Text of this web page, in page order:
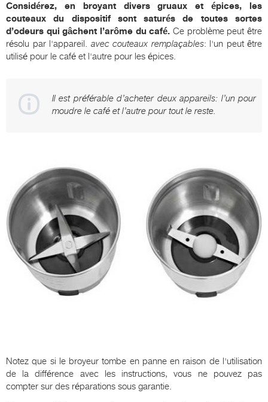
Considérez, en broyant divers gruaux et épices, les
couteaux du dispositif sont saturés de toutes sortes
d’odeurs qui gâchent l’arôme du café. Ce problème peut être
résolu par l'appareil. avec couteaux remplaçables: l'un peut être
utilisé pour le café et l'autre pour les épices.
Il est préférable d’acheter deux appareils: l’un pour
moudre le café et l’autre pour tout le reste.
Notez que si le broyeur tombe en panne en raison de l'utilisation
de la différence avec les instructions, vous ne pouvez pas
compter sur des réparations sous garantie.